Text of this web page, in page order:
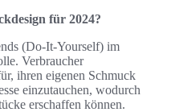
für 2024?
(Do-It-Yourself) im
Verbraucher
ihren eigenen Schmuck
einzutauchen, wodurch
erschaffen können.